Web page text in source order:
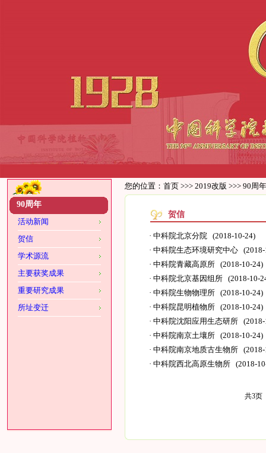
90周年
活动新闻
贺信
学术源流
主要获奖成果
重要研究成果
所址变迁
您的位置： 首页 >>> 2019改版 >>> 90周年
贺信
· 中科院北京分院 (2018-10-24)
· 中科院生态环境研究中心
· 中科院青藏高原所 (2018-10-24)
· 中科院北京基因组所 (2018-10-
· 中科院生物物理所 (2018-10-24)
· 中科院昆明植物所 (2018-10-24)
· 中科院沈阳应用生态研所
· 中科院南京土壤所 (2018-10-24)
· 中科院南京地质古生物所
· 中科院西北高原生物所 (2018-
共3页